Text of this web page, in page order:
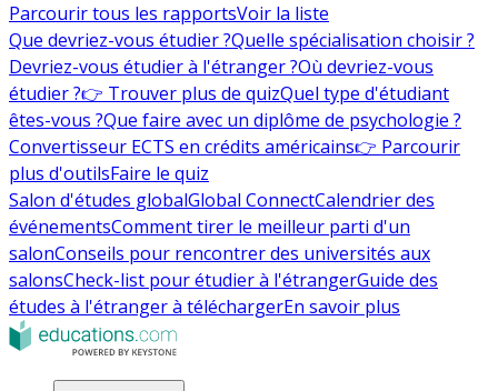
Parcourir tous les rapportsVoir la liste
Que devriez-vous étudier ?Quelle spécialisation choisir ?
Devriez-vous étudier à l'étranger ?Où devriez-vous
étudier ?👉 Trouver plus de quizQuel type d'étudiant
êtes-vous ?Que faire avec un diplôme de psychologie ?
Convertisseur ECTS en crédits américains👉 Parcourir
plus d'outilsFaire le quiz
Salon d'études globalGlobal ConnectCalendrier des
événementsComment tirer le meilleur parti d'un
salonConseils pour rencontrer des universités aux
salonsCheck-list pour étudier à l'étrangerGuide des
études à l'étranger à téléchargerEn savoir plus